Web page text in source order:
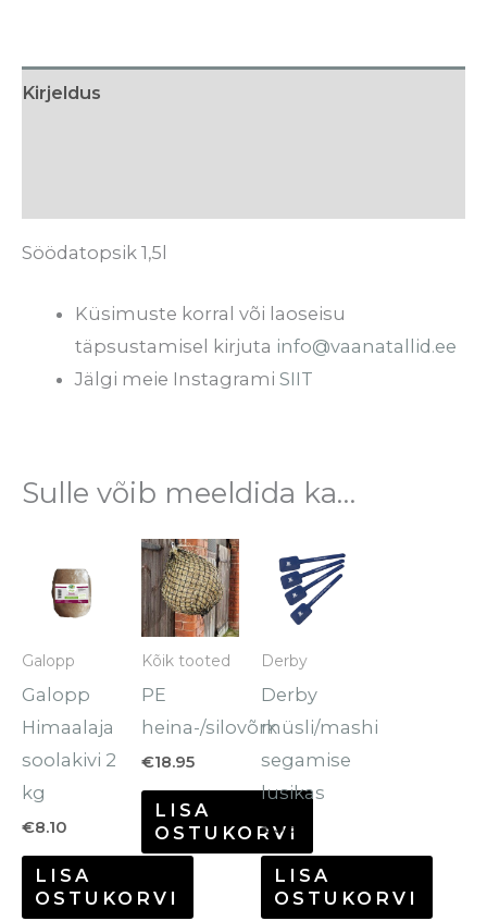
Kirjeldus
Söödatopsik 1,5l
Küsimuste korral või laoseisu
täpsustamisel kirjuta info@vaanatallid.ee
Jälgi meie InstagramiSIIT
Sulle võib meeldida ka…
Galopp
Galopp
Himaalaja
soolakivi 2
kg
€8.10
LISA
OSTUKORVI
Kõik tooted
PE
heina-/silovõrk
€18.95
LISA
OSTUKORVI
Derby
Derby
müsli/mashi
segamise
lusikas
€3.95
LISA
OSTUKORVI